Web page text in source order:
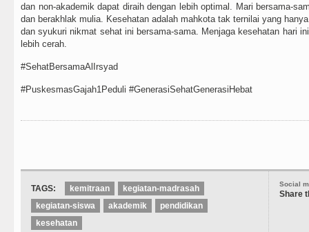
dan non-akademik dapat diraih dengan lebih optimal. Mari bersama-
dan berakhlak mulia. Kesehatan adalah mahkota tak ternilai yang
dan syukuri nikmat sehat ini bersama-sama. Menjaga kesehatan hari
lebih cerah.
#SehatBersamaAlIrsyad
#PuskesmasGajah1Peduli #GenerasiSehatGenerasiHebat
Social
Share
TAGS: kemitraan
kegiatan-madrasah
kegiatan-siswa
akademik
pendidikan
kesehatan